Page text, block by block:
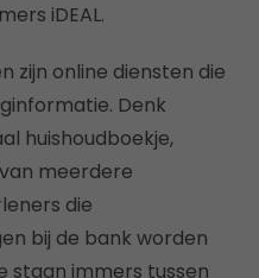
iDEAL.
zijn online diensten die
Denk
huishoudboekje,
meerdere
die
bij de bank worden
staan immers tussen